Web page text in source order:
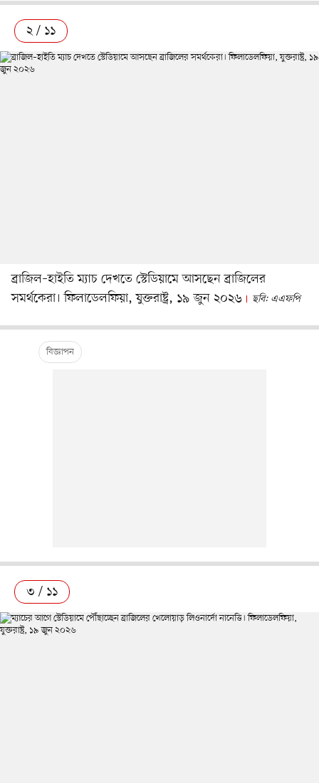
২ / ১১
ব্রাজিল–হাইতি ম্যাচ দেখতে স্টেডিয়ামে আসছেন ব্রাজিলের
সমর্থকেরা। ফিলাডেলফিয়া, যুক্তরাষ্ট্র, ১৯ জুন ২০২৬
ছবি: এএফপি
৩ / ১১